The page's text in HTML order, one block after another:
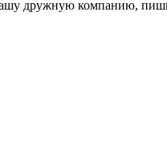
нашу дружную компанию,